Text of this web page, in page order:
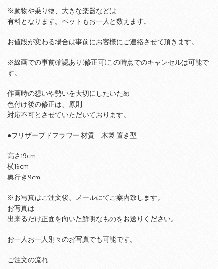
※動物や乗り物、大きな楽器などは
有料となります。ペットもお一人と数えます。
お値段が変わる場合は事前にお客様にご連絡させて頂きます。
※線画での事前確認あり(修正可)この時点でのキャンセルは可能で
す。
作画時の想いや勢いを大切にしたいため
色付け後の修正は、原則
対応不可とさせていただいております。
●プリザーブドフラワー 材質 木製 置き型
高さ19cm
横16cm
奥行き9cm
※お写真はご注文後、メールにてご案内致します。
お写真は
出来るだけ正面を向いた鮮明なものをお送りください。
お一人お一人別々のお写真でも可能です。
ご注文の流れ